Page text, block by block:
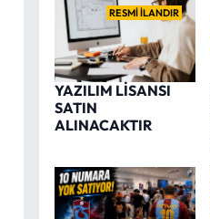
RESMİ İLANDIR
YAZILIM LİSANSI
SATIN
ALINACAKTIR